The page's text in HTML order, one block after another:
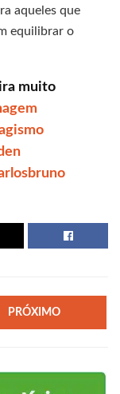
aqueles que
equilibrar o
muito
PRÓXIMO